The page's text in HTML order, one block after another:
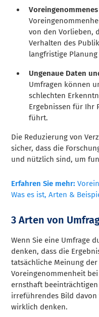
von den Vorlieben,
Verhalten des
langfristige
Ungenaue Daten
Umfragen können
schlechten
Ergebnissen für Ihr
führt.
Die Reduzierung von
sicher, dass die
und nützlich sind, um
Erfahren Sie mehr:
Was es ist, Arten &
3 Arten von
Wenn Sie eine Umfrage
denken, dass die
tatsächliche Meinung
Voreingenommenheit
ernsthaft
irreführendes Bild
wirklich denken.